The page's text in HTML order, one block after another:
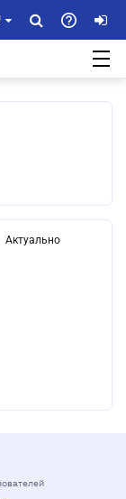
Актуально